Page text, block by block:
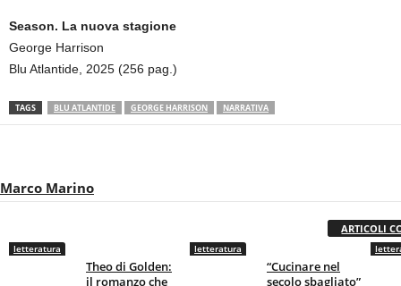
Season. La nuova stagione
George Harrison
Blu Atlantide, 2025 (256 pag.)
TAGS BLU ATLANTIDE GEORGE HARRISON NARRATIVA
Marco Marino
ARTICOLI
letteratura
Theo di Golden:
il romanzo che
letteratura
“Cucinare nel
secolo sbagliato”